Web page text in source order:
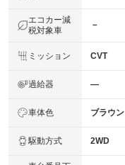
エコカー減
税対象車
－
ミッション CVT
過給器 ―
車体色 ブラウン
駆動方式 2WD